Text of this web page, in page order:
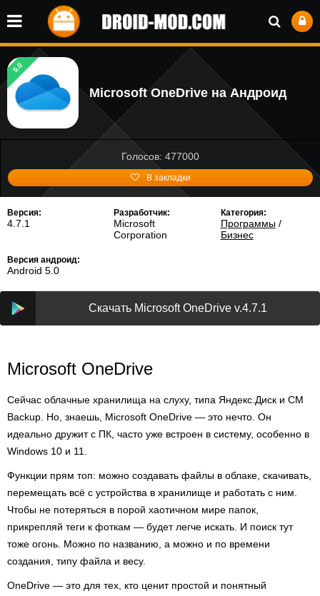
5.0
Microsoft OneDrive на Андроид
Голосов: 477000
В закладки
Версия:
4.7.1
Разработчик:
Microsoft
Corporation
Категория:
Программы/
Бизнес
Версия андроид:
Android 5.0
Скачать Microsoft OneDrive v.4.7.1
Microsoft OneDrive
Сейчас облачные хранилища на слуху, типа Яндекс.Диск и СМ
Backup. Но, знаешь, Microsoft OneDrive — это нечто. Он
идеально дружит с ПК, часто уже встроен в систему, особенно в
Windows 10 и 11.
Функции прям топ: можно создавать файлы в облаке, скачивать,
перемещать всё с устройства в хранилище и работать с ним.
Чтобы не потеряться в порой хаотичном мире папок,
прикрепляй теги к фоткам — будет легче искать. И поиск тут
тоже огонь. Можно по названию, а можно и по времени
создания, типу файла и весу.
OneDrive — это для тех, кто ценит простой и понятный